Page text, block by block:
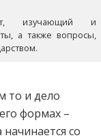
изучающий и
а также вопросы,
то и дело
формах –
со